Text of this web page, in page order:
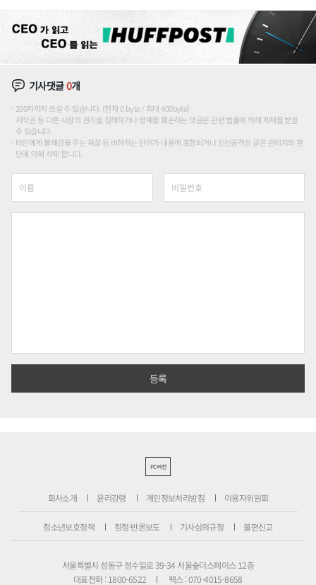
기사댓글0개
200자까지 쓰실 수 있습니다. (현재 0 byte / 최대 400byte)
저작권 등 다른 사람의 권리를 침해하거나 명예를 훼손하는 댓글은 관련 법률에 의해 제재를 받을
수 있습니다.
타인에게 불쾌감을 주는 욕설 등 비하하는 단어가 내용에 포함되거나 인신공격성 글은 관리자의 판
단에 의해 삭제 합니다.
PC버전
회사소개 윤리강령 개인정보처리방침 이용자위원회
청소년보호정책 정정·반론보도 기사심의규정 불편신고
서울특별시 성동구 성수일로 39-34 서울숲더스페이스 12층
대표전화 : 1800-6522
팩스 : 070-4015-8658